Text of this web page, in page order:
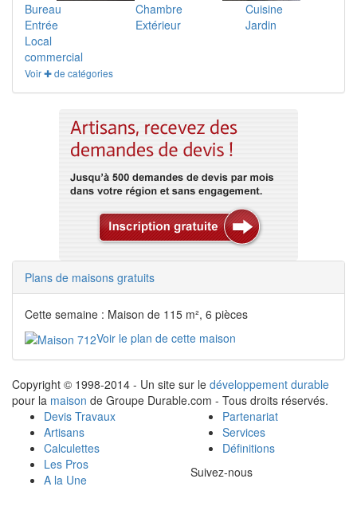
Bureau Chambre
Cuisine
Entrée
Extérieur
Jardin
Local
commercial
Voir ✚ de catégories
Plans de maisons gratuits
Cette semaine : Maison de 115 m², 6 pièces
Voir le plan de cette maison
Copyright © 1998-2014 - Un site sur le développement durable
pour la maison de Groupe Durable.com - Tous droits réservés.
Devis Travaux
Artisans
Calculettes
Les Pros
A la Une
Partenariat
Services
Définitions
Suivez-nous